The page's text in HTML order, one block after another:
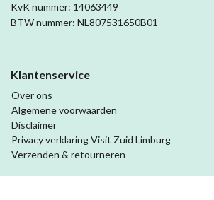
KvK nummer: 14063449
BTW nummer: NL807531650B01
Klantenservice
Over ons
Algemene voorwaarden
Disclaimer
Privacy verklaring Visit Zuid Limburg
Verzenden & retourneren